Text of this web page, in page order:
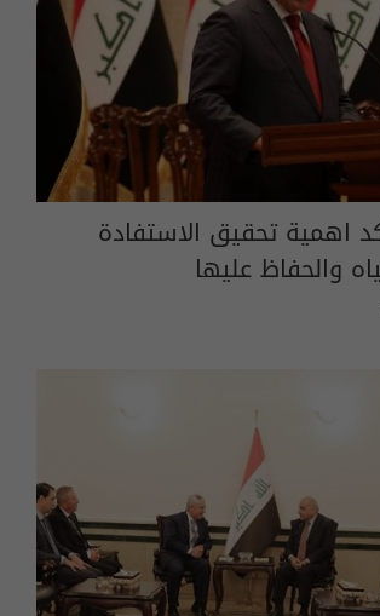
اهمية تحقيق الاستفادة
والحفاظ عليها